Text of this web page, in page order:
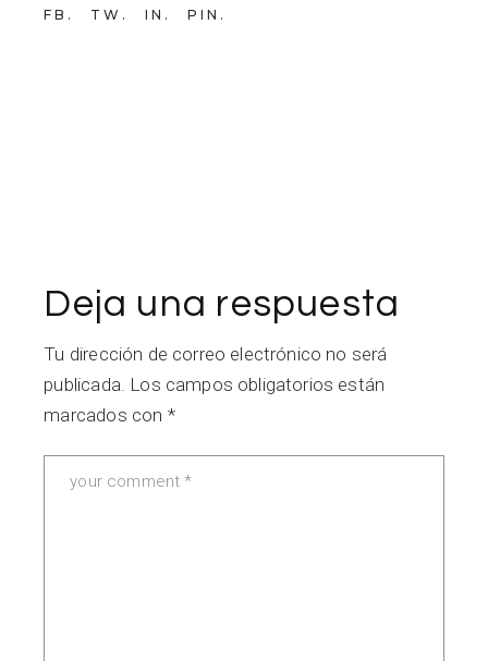
FB TW IN PIN
Deja una respuesta
Tu dirección de correo electrónico no será
publicada. Los campos obligatorios están
marcados con *